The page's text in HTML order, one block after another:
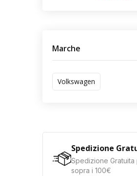
Marche
Volkswagen
Spedizione
Spedizione Gratuita
sopra i 100€